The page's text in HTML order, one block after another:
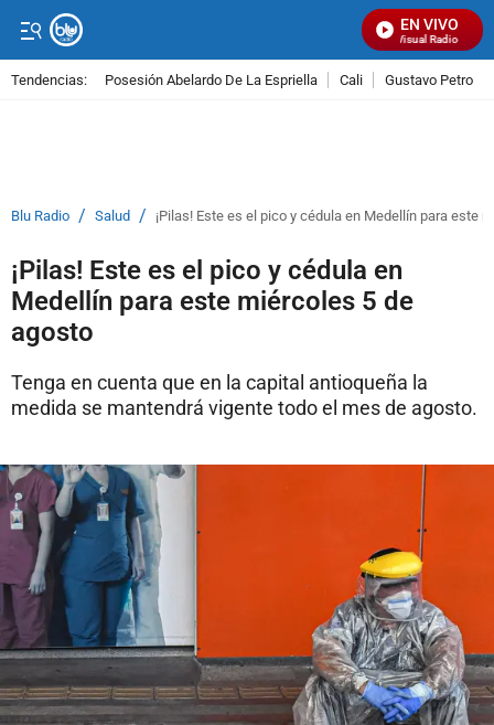
EN VIVO
Señal Visual Radio
Tendencias: Posesión Abelardo De La Espriella Cali Gustavo Petro
Blu Radio / Salud / ¡Pilas! Este es el pico y cédula en Medellín para este
¡Pilas! Este es el pico y cédula en
Medellín para este miércoles 5 de
agosto
Tenga en cuenta que en la capital antioqueña la
medida se mantendrá vigente todo el mes de agosto.